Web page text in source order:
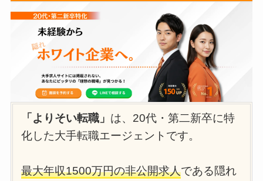
「よりそい転職」 は、20代・第二新卒に特
化した大手転職エージェントです。
最大年収1500万円の非公開求人である隠れ